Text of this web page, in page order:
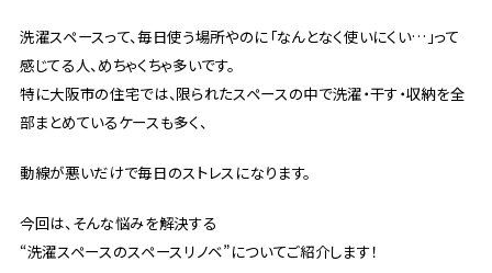
洗濯スペースって、毎日使う場所やのに「なんとなく使いにくい…」って
感じてる人、めちゃくちゃ多いです。
特に大阪市の住宅では、限られたスペースの中で洗濯・干す・収納を全
部まとめているケースも多く、
動線が悪いだけで毎日のストレスになります。
今回は、そんな悩みを解決する
“洗濯スペースのスペースリノベ”についてご紹介します！